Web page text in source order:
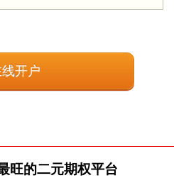
开户
旺的二元期权平台